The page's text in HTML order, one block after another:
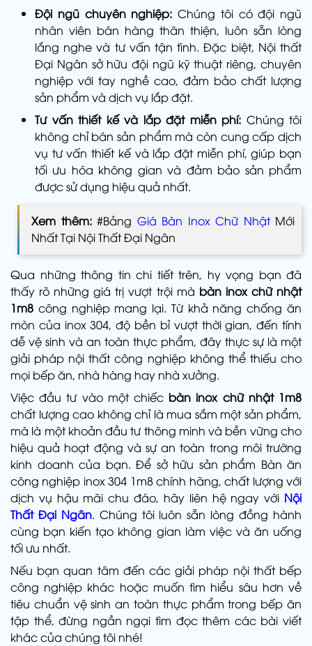
Đội ngũ chuyên nghiệp: Chúng tôi có đội ngũ
nhân viên bán hàng thân thiện, luôn sẵn lòng
lắng nghe và tư vấn tận tình. Đặc biệt, Nội thất
Đại Ngân sở hữu đội ngũ kỹ thuật riêng, chuyên
nghiệp với tay nghề cao, đảm bảo chất lượng
sản phẩm và dịch vụ lắp đặt.
Tư vấn thiết kế và lắp đặt miễn phí: Chúng tôi
không chỉ bán sản phẩm mà còn cung cấp dịch
vụ tư vấn thiết kế và lắp đặt miễn phí, giúp bạn
tối ưu hóa không gian và đảm bảo sản phẩm
được sử dụng hiệu quả nhất.
Xem thêm: #Bảng Giá Bàn Inox Chữ NhậtMới
Nhất Tại Nội Thất Đại Ngân
Qua những thông tin chi tiết trên, hy vọng bạn đã
thấy rõ những giá trị vượt trội mà bàn inox chữ nhật
1m8 công nghiệp mang lại. Từ khả năng chống ăn
mòn của inox 304, độ bền bỉ vượt thời gian, đến tính
dễ vệ sinh và an toàn thực phẩm, đây thực sự là một
giải pháp nội thất công nghiệp không thể thiếu cho
mọi bếp ăn, nhà hàng hay nhà xưởng.
Việc đầu tư vào một chiếc bàn inox chữ nhật 1m8
chất lượng cao không chỉ là mua sắm một sản phẩm,
mà là một khoản đầu tư thông minh và bền vững cho
hiệu quả hoạt động và sự an toàn trong môi trường
kinh doanh của bạn. Để sở hữu sản phẩm Bàn ăn
công nghiệp inox 304 1m8 chính hãng, chất lượng với
dịch vụ hậu mãi chu đáo, hãy liên hệ ngay với Nội
Thất Đại Ngân. Chúng tôi luôn sẵn lòng đồng hành
cùng bạn kiến tạo không gian làm việc và ăn uống
tối ưu nhất.
Nếu bạn quan tâm đến các giải pháp nội thất bếp
công nghiệp khác hoặc muốn tìm hiểu sâu hơn về
tiêu chuẩn vệ sinh an toàn thực phẩm trong bếp ăn
tập thể, đừng ngần ngại tìm đọc thêm các bài viết
khác của chúng tôi nhé!